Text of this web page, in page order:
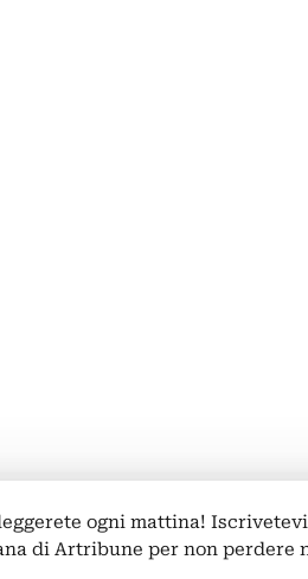
ogni mattina!
di Artribune per non perdere